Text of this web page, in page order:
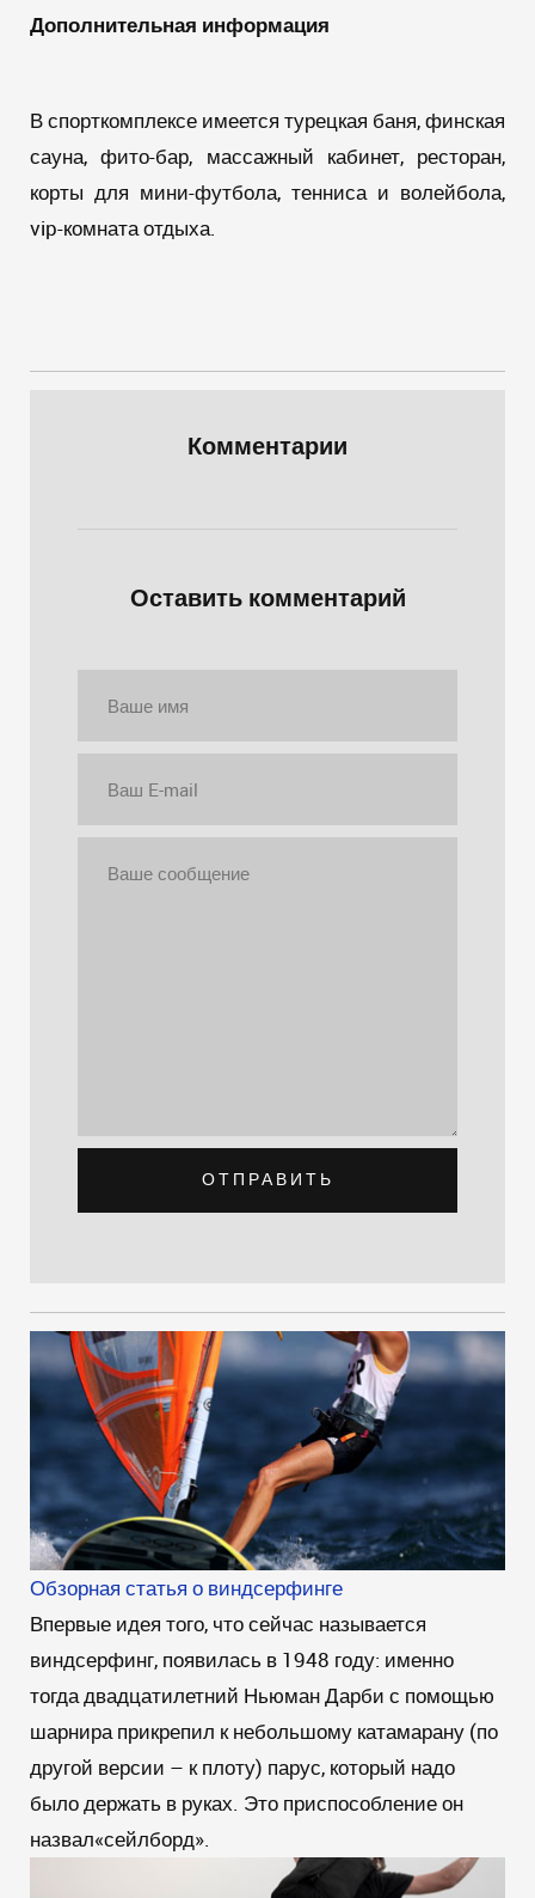
Дополнительная информация
В спорткомплексе имеется турецкая баня, финская
сауна, фито-бар, массажный кабинет, ресторан,
корты для мини-футбола, тенниса и волейбола,
vip-комната отдыха.
Комментарии
Оставить комментарий
ОТПРАВИТЬ
Обзорная статья о виндсерфинге
Впервые идея того, что сейчас называется
виндсерфинг, появилась в 1948 году: именно
тогда двадцатилетний Ньюман Дарби с помощью
шарнира прикрепил к небольшому катамарану (по
другой версии – к плоту) парус, который надо
было держать в руках. Это приспособление он
назвал«сейлборд».